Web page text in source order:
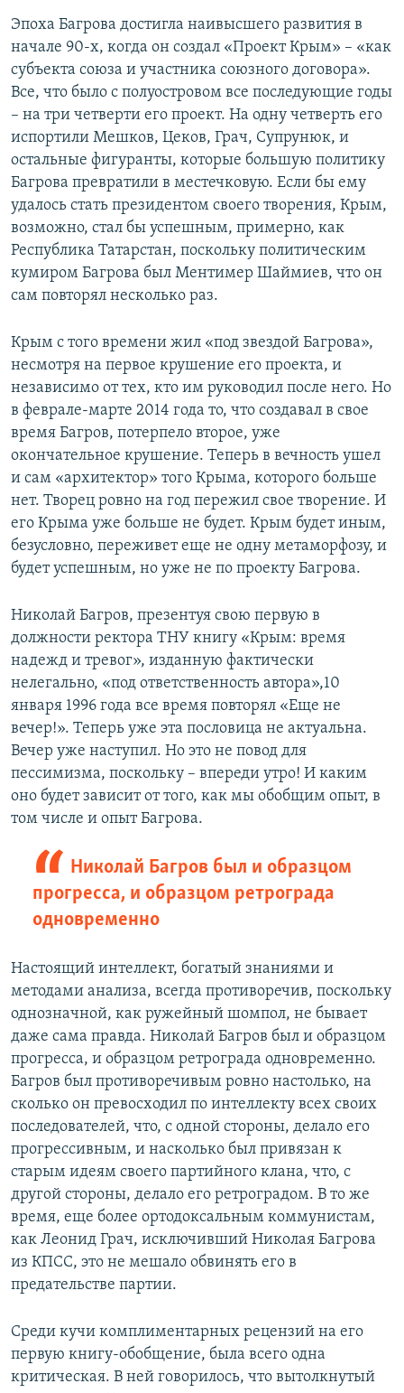
Эпоха Багрова достигла наивысшего развития в
начале 90-х, когда он создал «Проект Крым» – «как
субъекта союза и участника союзного договора».
Все, что было с полуостровом все последующие годы
– на три четверти его проект. На одну четверть его
испортили Мешков, Цеков, Грач, Супрунюк, и
остальные фигуранты, которые большую политику
Багрова превратили в местечковую. Если бы ему
удалось стать президентом своего творения, Крым,
возможно, стал бы успешным, примерно, как
Республика Татарстан, поскольку политическим
кумиром Багрова был Ментимер Шаймиев, что он
сам повторял несколько раз.
Крым с того времени жил «под звездой Багрова»,
несмотря на первое крушение его проекта, и
независимо от тех, кто им руководил после него. Но
в феврале-марте 2014 года то, что создавал в свое
время Багров, потерпело второе, уже
окончательное крушение. Теперь в вечность ушел
и сам «архитектор» того Крыма, которого больше
нет. Творец ровно на год пережил свое творение. И
его Крыма уже больше не будет. Крым будет иным,
безусловно, переживет еще не одну метаморфозу, и
будет успешным, но уже не по проекту Багрова.
Николай Багров, презентуя свою первую в
должности ректора ТНУ книгу «Крым: время
надежд и тревог», изданную фактически
нелегально, «под ответственность автора»,10
января 1996 года все время повторял «Еще не
вечер!». Теперь уже эта пословица не актуальна.
Вечер уже наступил. Но это не повод для
пессимизма, поскольку – впереди утро! И каким
оно будет зависит от того, как мы обобщим опыт, в
том числе и опыт Багрова.
Николай Багров был и образцом
прогресса, и образцом ретрограда
одновременно
Настоящий интеллект, богатый знаниями и
методами анализа, всегда противоречив, поскольку
однозначной, как ружейный шомпол, не бывает
даже сама правда. Николай Багров был и образцом
прогресса, и образцом ретрограда одновременно.
Багров был противоречивым ровно настолько, на
сколько он превосходил по интеллекту всех своих
последователей, что, с одной стороны, делало его
прогрессивным, и насколько был привязан к
старым идеям своего партийного клана, что, с
другой стороны, делало его ретроградом. В то же
время, еще более ортодоксальным коммунистам,
как Леонид Грач, исключивший Николая Багрова
из КПСС, это не мешало обвинять его в
предательстве партии.
Среди кучи комплиментарных рецензий на его
первую книгу-обобщение, была всего одна
критическая. В ней говорилось, что вытолкнутый